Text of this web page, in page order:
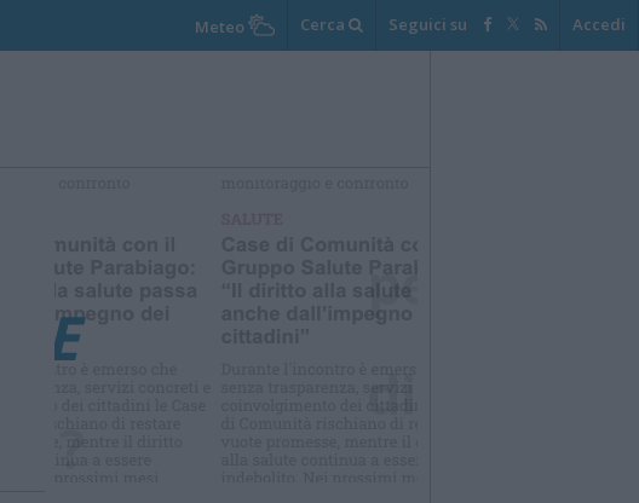
Meteo Cerca Seguici su Accedi